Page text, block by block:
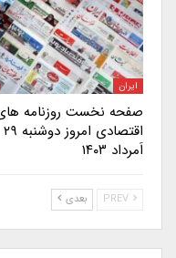
ایران
صفحه نخست روزنامه
اقتصادی امروز دوشنبه ۲۹
اَمرداد ۱۴۰۳
بعدی